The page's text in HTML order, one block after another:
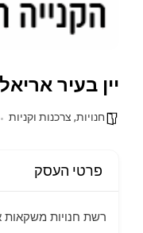
יין בעיר אריאל
חנויות, צרכנות וקניות
פרטי העסק
רשת חנויות משקאות